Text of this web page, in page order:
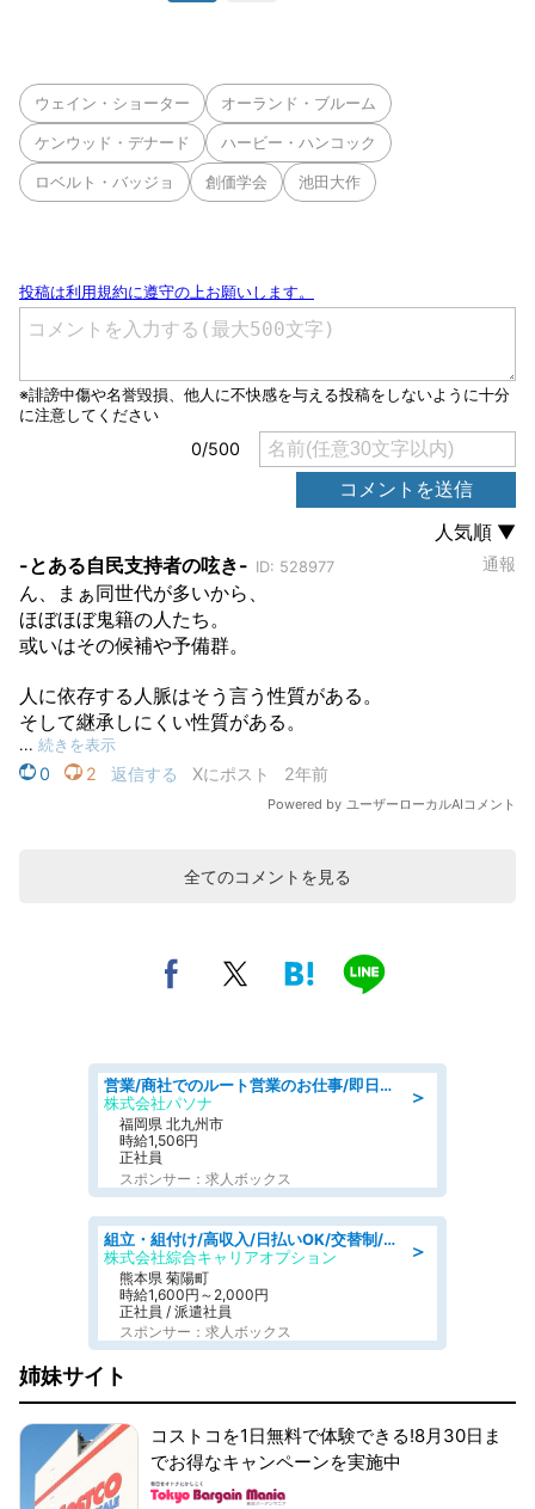
ウェイン・ショーター オーランド・ブルーム
ケンウッド・デナード ハービー・ハンコック
ロベルト・バッジョ 創価学会 池田大作
全てのコメントを見る
＞
営業/商社でのルート営業のお仕事/即日勤務可/車通勤可/営業
株式会社パソナ
福岡県 北九州市
時給1,506円
正社員
スポンサー：求人ボックス
＞
組立・組付け/高収入/日払いOK/交替制/20・30・40代活躍中/製造 工場
株式会社綜合キャリアオプション
熊本県 菊陽町
時給1,600円～2,000円
正社員 / 派遣社員
スポンサー：求人ボックス
姉妹サイト
コストコを1日無料で体験できる!8月30日ま
でお得なキャンペーンを実施中